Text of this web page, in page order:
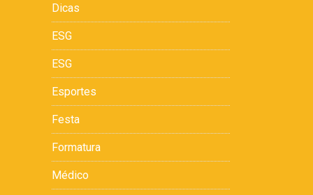
Dicas
ESG
ESG
Esportes
Festa
Formatura
Médico